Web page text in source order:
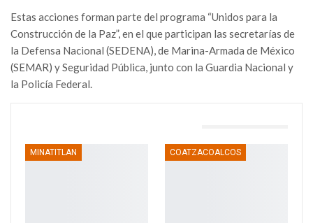
Estas acciones forman parte del programa “Unidos para la
Construcción de la Paz”, en el que participan las secretarías de
la Defensa Nacional (SEDENA), de Marina-Armada de México
(SEMAR) y Seguridad Pública, junto con la Guardia Nacional y
la Policía Federal.
MINATITLAN COATZACOALCOS